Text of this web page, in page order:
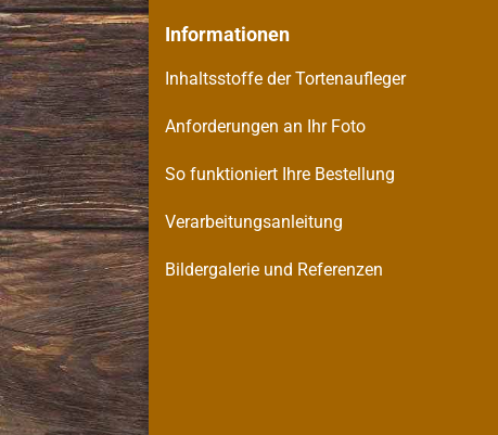
Informationen
Inhaltsstoffe der Tortenaufleger
Anforderungen an Ihr Foto
So funktioniert Ihre Bestellung
Verarbeitungsanleitung
Bildergalerie und Referenzen